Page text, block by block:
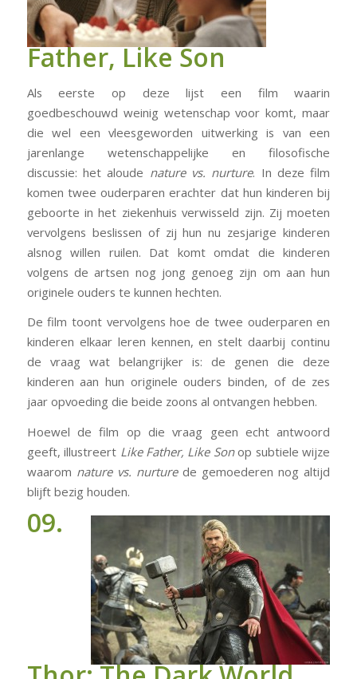
Father, Like Son
Als eerste op deze lijst een film waarin
goedbeschouwd weinig wetenschap voor komt, maar
die wel een vleesgeworden uitwerking is van een
jarenlange wetenschappelijke en filosofische
discussie: het aloude nature vs. nurture. In deze film
komen twee ouderparen erachter dat hun kinderen bij
geboorte in het ziekenhuis verwisseld zijn. Zij moeten
vervolgens beslissen of zij hun nu zesjarige kinderen
alsnog willen ruilen. Dat komt omdat die kinderen
volgens de artsen nog jong genoeg zijn om aan hun
originele ouders te kunnen hechten.
De film toont vervolgens hoe de twee ouderparen en
kinderen elkaar leren kennen, en stelt daarbij continu
de vraag wat belangrijker is: de genen die deze
kinderen aan hun originele ouders binden, of de zes
jaar opvoeding die beide zoons al ontvangen hebben.
Hoewel de film op die vraag geen echt antwoord
geeft, illustreert Like Father, Like Sonop subtiele wijze
waarom nature vs. nurturede gemoederen nog altijd
blijft bezig houden.
09.